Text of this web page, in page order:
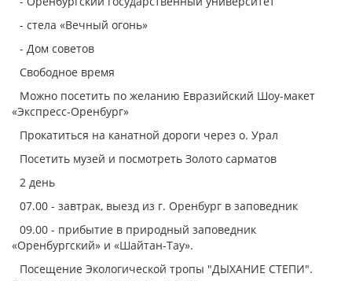
- стела «Вечный огонь»
- Дом советов
Свободное время
Можно посетить по желанию Евразийский Шоу-макет
«Экспресс-Оренбург»
Прокатиться на канатной дороги через о. Урал
Посетить музей и посмотреть Золото сарматов
2 день
07.00 - завтрак, выезд из г. Оренбург в заповедник
09.00 - прибытие в природный заповедник
«Оренбургский» и «Шайтан-Тау».
Посещение Экологической тропы "ДЫХАНИЕ СТЕПИ".